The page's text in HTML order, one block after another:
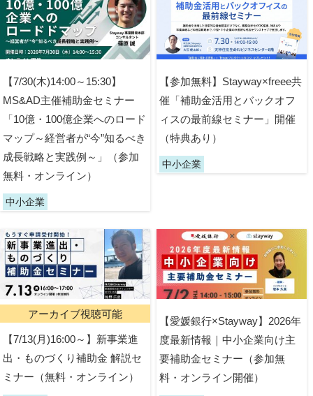
【7/30(木)14:00～15:30】
MS&AD主催補助金セミナー
「10億・100億企業へのロード
マップ～経営者が“今”知るべき
成長戦略と実践例～」（参加
無料・オンライン）
中小企業
【参加無料】Stayway×freee共
催「補助金活用とバックオフ
ィスの最前線セミナー」開催
（特典あり）
中小企業
アーカイブ視聴可能
【7/13(月)16:00～】新事業進
出・ものづくり補助金 解説セ
ミナー（無料・オンライン）
【愛媛銀行×Stayway】2026年
度最新情報｜中小企業向け主
要補助金セミナー（参加無
料・オンライン開催）